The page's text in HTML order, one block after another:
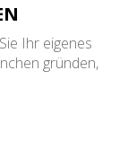
Ihr eigenes
gründen,